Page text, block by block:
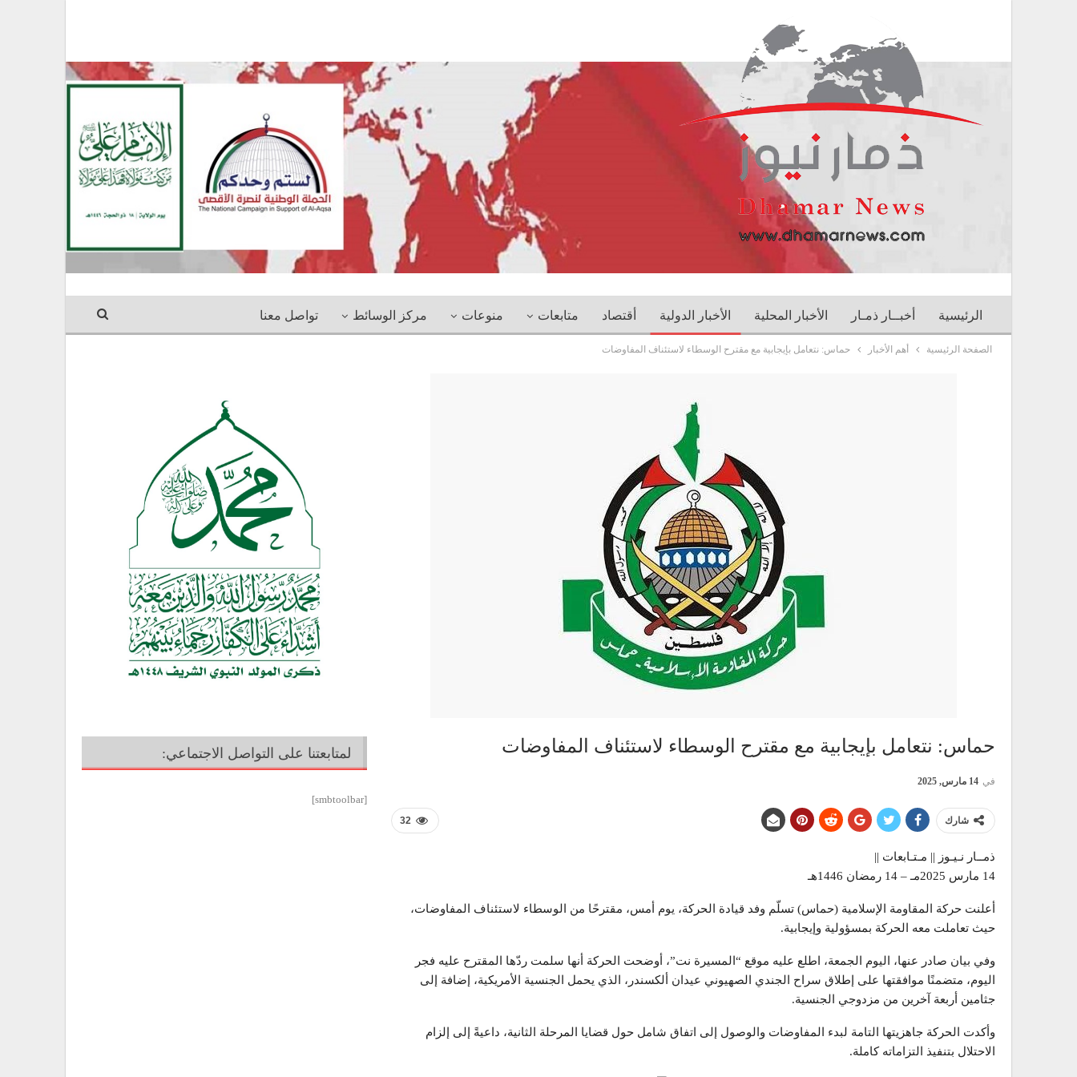
الرئيسية أخبــار ذمـار الأخبار المحلية الأخبار الدولية أقتصاد متابعات منوعات مركز الوسائط تواصل معنا
الصفحة الرئيسية أهم الأخبار حماس: نتعامل بإيجابية مع مقترح الوسطاء لاستئناف المفاوضات
حماس: نتعامل بإيجابية مع مقترح الوسطاء لاستئناف المفاوضات
في 14 مارس, 2025
32 شارك
ذمــار نـيـوز || مـتـابعات ||
14 مارس 2025مـ – 14 رمضان 1446هـ
أعلنت حركة المقاومة الإسلامية (حماس) تسلّم وفد قيادة الحركة، يوم أمس، مقترحًا من الوسطاء لاستئناف المفاوضات،
حيث تعاملت معه الحركة بمسؤولية وإيجابية.
وفي بيان صادر عنها، اليوم الجمعة، اطلع عليه موقع “المسيرة نت”، أوضحت الحركة أنها سلمت ردّها المقترح عليه فجر
اليوم، متضمنًا موافقتها على إطلاق سراح الجندي الصهيوني عيدان ألكسندر، الذي يحمل الجنسية الأمريكية، إضافة إلى
جثامين أربعة آخرين من مزدوجي الجنسية.
وأكدت الحركة جاهزيتها التامة لبدء المفاوضات والوصول إلى اتفاق شامل حول قضايا المرحلة الثانية، داعيةً إلى إلزام
الاحتلال بتنفيذ التزاماته كاملة.
لمتابعتنا على التواصل الاجتماعي:
[smbtoolbar]